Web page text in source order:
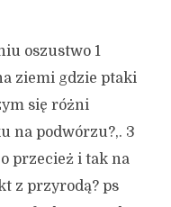
oszustwo 1
ziemi gdzie ptaki
się różni
na podwórzu?,. 3
przecież i tak na
z przyrodą? ps